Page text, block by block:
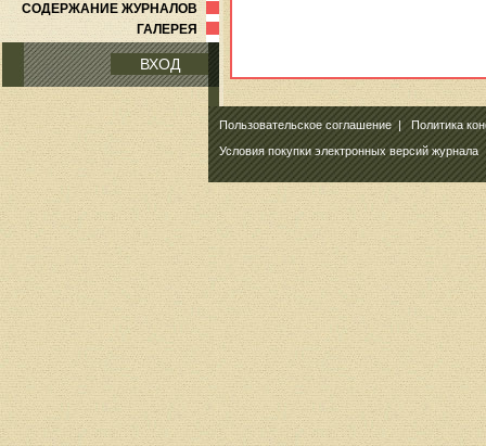
СОДЕРЖАНИЕ ЖУРНАЛОВ
ГАЛЕРЕЯ
ВХОД
Пользовательское соглашение|Политика
Условия покупки электронных версий журнала